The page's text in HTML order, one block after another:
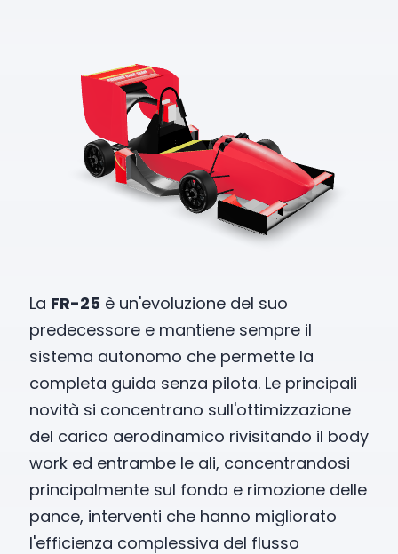
La FR-25 è un'evoluzione del suo
predecessore e mantiene sempre il
sistema autonomo che permette la
completa guida senza pilota. Le principali
novità si concentrano sull'ottimizzazione
del carico aerodinamico rivisitando il body
work ed entrambe le ali, concentrandosi
principalmente sul fondo e rimozione delle
pance, interventi che hanno migliorato
l'efficienza complessiva del flusso